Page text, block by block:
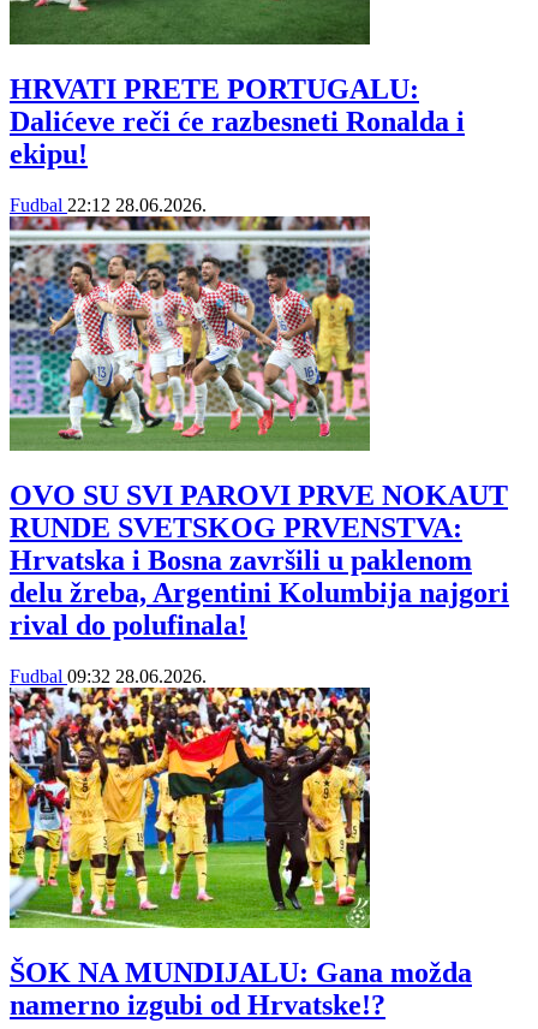
HRVATI PRETE PORTUGALU:
Dalićeve reči će razbesneti Ronalda i
ekipu!
Fudbal 22:12 28.06.2026.
OVO SU SVI PAROVI PRVE NOKAUT
RUNDE SVETSKOG PRVENSTVA:
Hrvatska i Bosna završili u paklenom
delu žreba, Argentini Kolumbija najgori
rival do polufinala!
Fudbal 09:32 28.06.2026.
ŠOK NA MUNDIJALU: Gana možda
namerno izgubi od Hrvatske!?